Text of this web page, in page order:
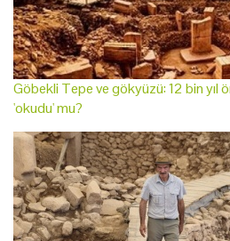
Göbekli Tepe ve gökyüzü: 12 bin yıl
'okudu' mu?